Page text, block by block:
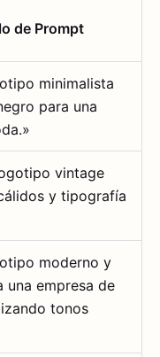
de Prompt
minimalista
para una
vintage
y tipografía
moderno y
una empresa de
tonos